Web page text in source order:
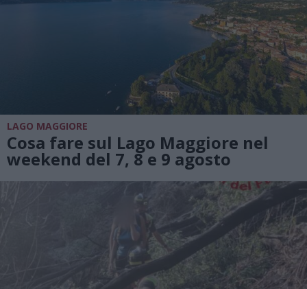
LAGO MAGGIORE
Cosa fare sul Lago Maggiore nel
weekend del 7, 8 e 9 agosto